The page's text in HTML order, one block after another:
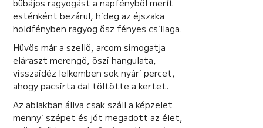
bűbájos ragyogást a napfényből merít
esténként bezárul, hideg az éjszaka
holdfényben ragyog ősz fényes csillaga.
Hűvös már a szellő, arcom simogatja
eláraszt merengő, őszi hangulata,
visszaidéz lelkemben sok nyári percet,
ahogy pacsirta dal töltötte a kertet.
Az ablakban állva csak száll a képzelet
mennyi szépet és jót megadott az élet,